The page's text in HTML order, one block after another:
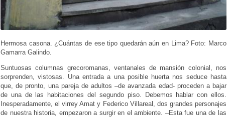
Hermosa casona. ¿Cuántas de ese tipo quedarán aún en Lima? Foto: Marco
Gamarra Galindo.
Suntuosas columnas grecoromanas, ventanales de mansión colonial, nos
sorprenden, vistosas. Una entrada a una posible huerta nos seduce hasta
que, de pronto, una pareja de adultos –de avanzada edad- proceden a bajar
de una de las habitaciones del segundo piso. Debemos hablar con ellos.
Inesperadamente, el virrey Amat y Federico Villareal, dos grandes personajes
de nuestra historia, empezaron a surgir en el ambiente. –Esta fue una de las